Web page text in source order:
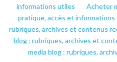
informations utiles
Acheter
pratique, accès et informations
rubriques, archives et contenus
blog : rubriques, archives et
media blog : rubriques,